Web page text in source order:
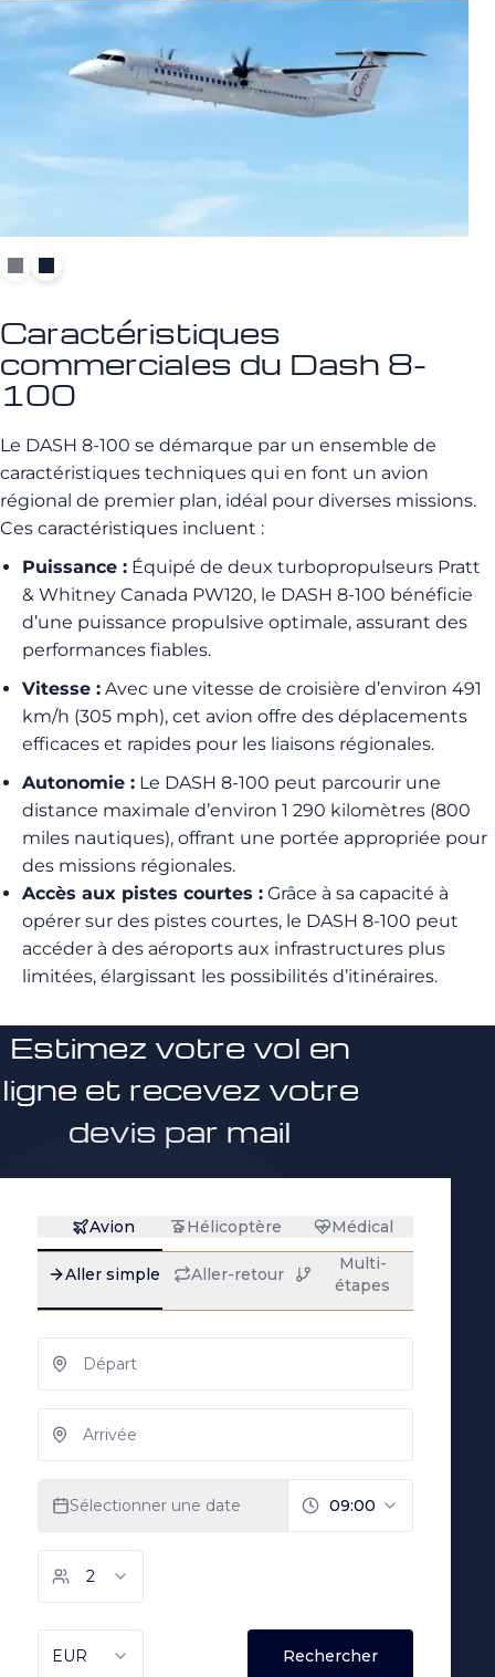
Caractéristiques
commerciales du Dash 8-
100
Le DASH 8-100 se démarque par un ensemble de
caractéristiques techniques qui en font un avion
régional de premier plan, idéal pour diverses missions.
Ces caractéristiques incluent :
Puissance : Équipé de deux turbopropulseurs Pratt
& Whitney Canada PW120, le DASH 8-100 bénéficie
d’une puissance propulsive optimale, assurant des
performances fiables.
Vitesse : Avec une vitesse de croisière d’environ 491
km/h (305 mph), cet avion offre des déplacements
efficaces et rapides pour les liaisons régionales.
Autonomie : Le DASH 8-100 peut parcourir une
distance maximale d’environ 1 290 kilomètres (800
miles nautiques), offrant une portée appropriée pour
des missions régionales.
Accès aux pistes courtes : Grâce à sa capacité à
opérer sur des pistes courtes, le DASH 8-100 peut
accéder à des aéroports aux infrastructures plus
limitées, élargissant les possibilités d’itinéraires.
Estimez votre vol en
ligne et recevez votre
devis par mail